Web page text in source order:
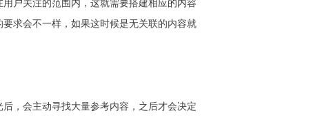
户关注的范围内，这就需要搭建相应的内容
求会不一样，如果这时候是无关联的内容就
，会主动寻找大量参考内容，之后才会决定